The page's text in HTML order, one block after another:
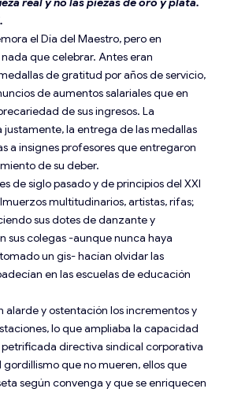
el Día del Maestro, pero en
que celebrar. Antes eran
de gratitud por años de servicio,
de aumentos salariales que en
de sus ingresos. La
la entrega de las medallas
a insignes profesores que entregaron
de su deber.
de siglo pasado y de principios del XXI
multitudinarios, artistas, rifas;
sus dotes de danzante y
sus colegas -aunque nunca haya
un gis- hacían olvidar las
en las escuelas de educación
alarde y ostentación los incrementos y
lo que ampliaba la capacidad
directiva sindical corporativa
que no mueren, ellos que
según convenga y que se enriquecen